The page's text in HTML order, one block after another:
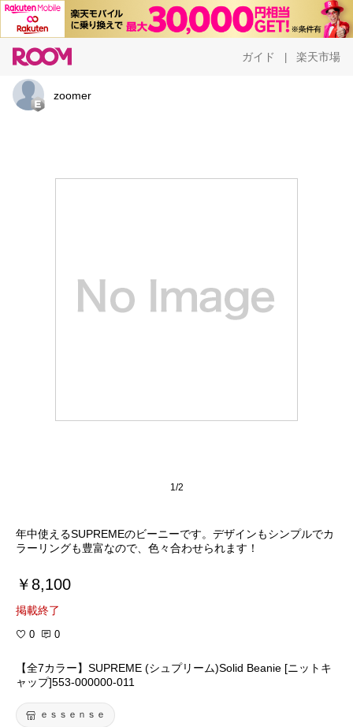
ガイド 楽天市場
zoomer
1/2
年中使えるSUPREMEのビーニーです。デザインもシンプルでカ
ラーリングも豊富なので、色々合わせられます！
￥8,100
掲載終了
0 0
【全7カラー】SUPREME (シュプリーム)Solid Beanie [ニットキ
ャップ]553-000000-011
ｅｓｓｅｎｓｅ